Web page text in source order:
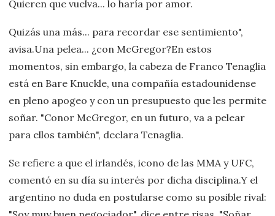
Quieren que vuelva... lo haría por amor.
Quizás una más... para recordar ese sentimiento",
avisa.Una pelea... ¿con McGregor?En estos
momentos, sin embargo, la cabeza de Franco Tenaglia
está en Bare Knuckle, una compañía estadounidense
en pleno apogeo y con un presupuesto que les permite
soñar. "Conor McGregor, en un futuro, va a pelear
para ellos también", declara Tenaglia.
Se refiere a que el irlandés, icono de las MMA y UFC,
comentó en su día su interés por dicha disciplina.Y el
argentino no duda en postularse como su posible rival: